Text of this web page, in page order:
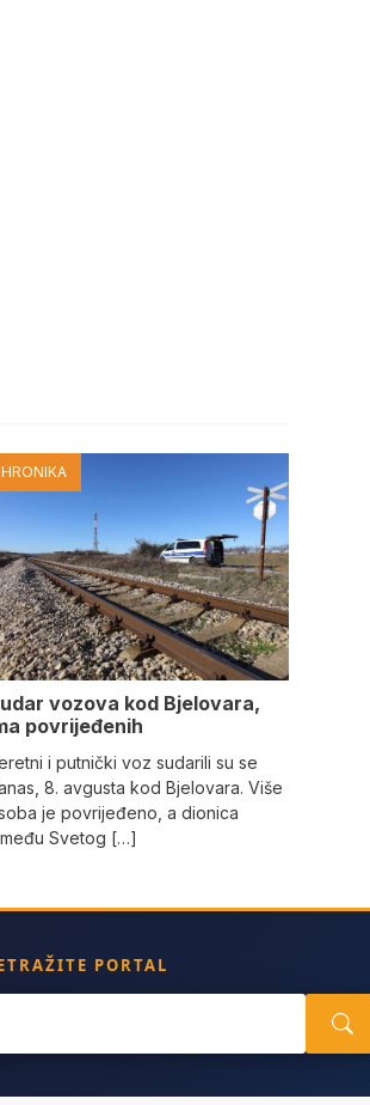
HRONIKA
vozova kod Bjelovara,
povrijeđenih
i putnički voz sudarili su se
8. avgusta kod Bjelovara. Više
je povrijeđeno, a dionica
Svetog […]
PORTAL